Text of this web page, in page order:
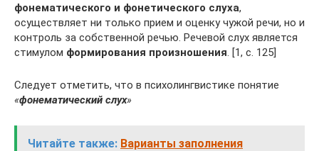
фонематического и фонетического слуха,
осуществляет ни только прием и оценку чужой речи, но и
контроль за собственной речью. Речевой слух является
стимулом формирования произношения. [1, с. 125]
Следует отметить, что в психолингвистике понятие
«фонематический слух»
Читайте также: Варианты заполнения